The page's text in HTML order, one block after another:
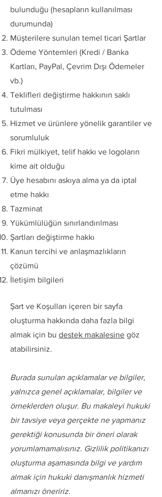
bulunduğu (hesapların kullanılması
durumunda)
Müşterilere sunulan temel ticari Şartlar
Ödeme Yöntemleri (Kredi / Banka
Kartları, PayPal, Çevrim Dışı Ödemeler
vb.)
Teklifleri değiştirme hakkının saklı
tutulması
Hizmet ve ürünlere yönelik garantiler ve
sorumluluk
Fikri mülkiyet, telif hakkı ve logoların
kime ait olduğu
Üye hesabını askıya alma ya da iptal
etme hakkı
Tazminat
Yükümlülüğün sınırlandırılması
Şartları değiştirme hakkı
Kanun tercihi ve anlaşmazlıkların
çözümü
İletişim bilgileri
Şart ve Koşulları içeren bir sayfa
oluşturma hakkında daha fazla bilgi
almak için bu destek makalesine göz
atabilirsiniz.
Burada sunulan açıklamalar ve bilgiler,
yalnızca genel açıklamalar, bilgiler ve
örneklerden oluşur. Bu makaleyi hukuki
bir tavsiye veya gerçekte ne yapmanız
gerektiği konusunda bir öneri olarak
yorumlamamalısınız. Gizlilik politikanızı
oluşturma aşamasında bilgi ve yardım
almak için hukuki danışmanlık hizmeti
almanızı öneririz.